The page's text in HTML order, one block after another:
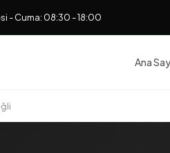
- Cuma: 08:30 - 18:00
Ana